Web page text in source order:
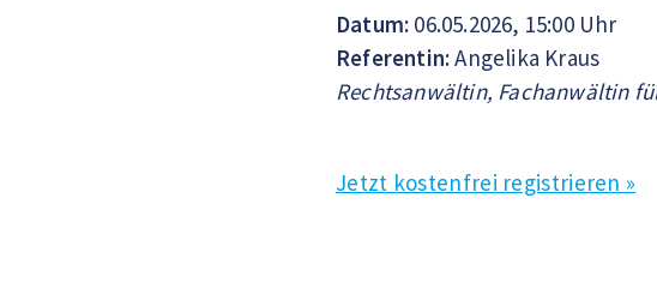
Datum: 06.05.2026, 15:00 Uhr
Referentin:Angelika Kraus
Rechtsanwältin, Fachanwältin
Jetzt kostenfrei registrieren »